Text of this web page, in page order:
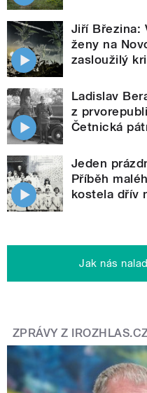
Jiří Březina:
ženy na
zasloužilý
Ladislav
z
Četnická
Jeden
Příběh
kostela dřív
Jak nás
ZPRÁVY Z